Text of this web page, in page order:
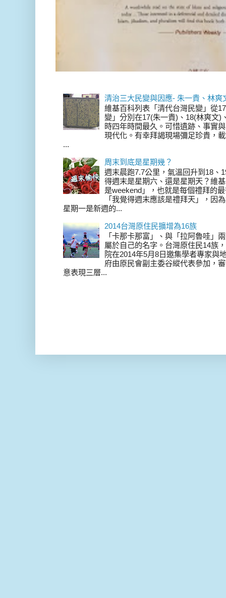
清治三大民變與因應- 朱一貴、林爽
維基百科列表「清代台灣民變」從
變」分別在17(朱一貴)、18(林爽文)
時四年時間最久。可惜遺跡、事實
現代化。有幸拜謁現場彌足珍貴，
...
周末到底是星期幾？
週末晨跑7.7公里，氣溫回升到18、
得週末是星期六、還是星期天？維
是weekend」，也就是每個禮拜的
「我覺得週末應該是禮拜天」，因
星期一是新週的...
2014台灣原住民擴增為16族
「卡那卡那富」、與「拉阿魯哇」
屬於自己的名字。台灣原住民14族
院在2014年5月8日邀集學者專家與
府由原民會副主委谷縱代表參加，
意表現三層...